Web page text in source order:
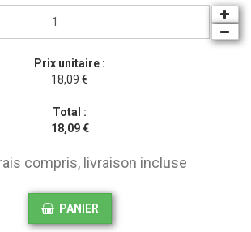
Prix unitaire :
18,09 €
Total :
18,09 €
compris, livraison incluse
PANIER